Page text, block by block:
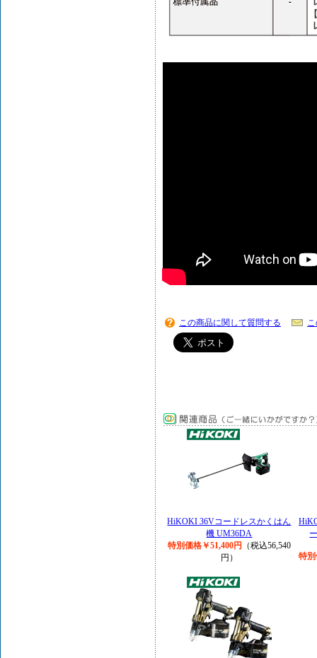
この商品に関して質問する
HiKOKI 36Vコードレスかくはん
機 UM36DA
特別価格￥51,400円
（税込56,540
円）
特